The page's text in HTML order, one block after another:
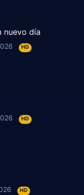
nuevo día
HD
HD
HD